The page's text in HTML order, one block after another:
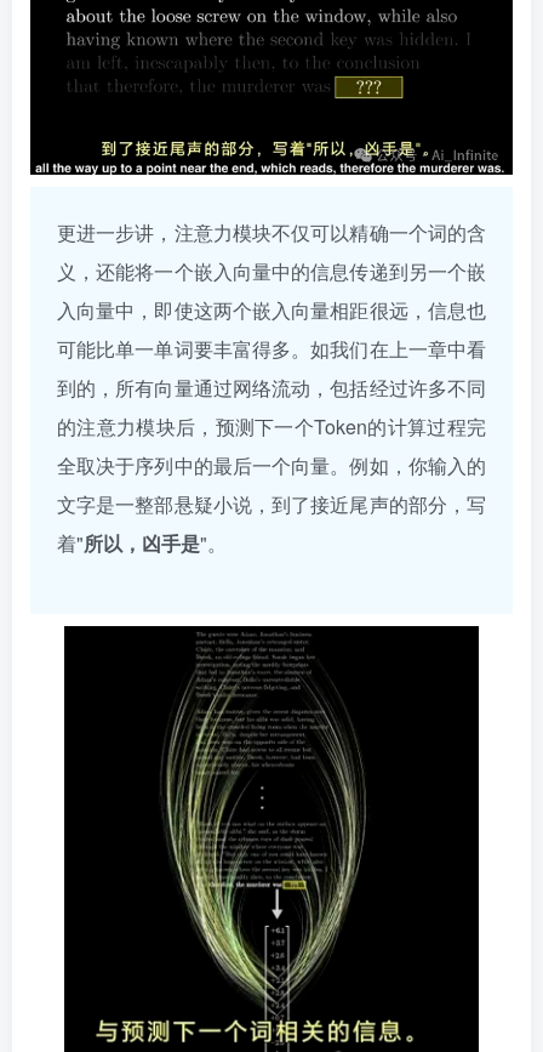
更进一步讲，注意力模块不仅可以精确一个词的含
义，还能将一个嵌入向量中的信息传递到另一个嵌
入向量中，即使这两个嵌入向量相距很远，信息也
可能比单一单词要丰富得多。如我们在上一章中看
到的，所有向量通过网络流动，包括经过许多不同
的注意力模块后，预测下一个Token的计算过程完
全取决于序列中的最后一个向量。例如，你输入的
文字是一整部悬疑小说，到了接近尾声的部分，写
着"所以，凶手是"。